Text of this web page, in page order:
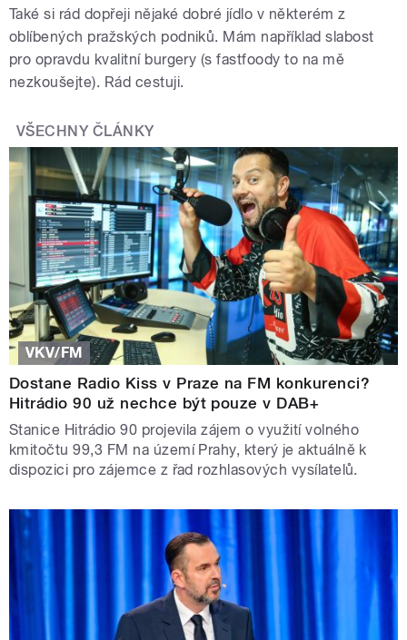
Také si rád dopřeji nějaké dobré jídlo v některém z
oblíbených pražských podniků. Mám například slabost
pro opravdu kvalitní burgery (s fastfoody to na mě
nezkoušejte). Rád cestuji.
VŠECHNY ČLÁNKY
VKV/FM
Dostane Radio Kiss v Praze na FM konkurenci?
Hitrádio 90 už nechce být pouze v DAB+
Stanice Hitrádio 90 projevila zájem o využití volného
kmitočtu 99,3 FM na území Prahy, který je aktuálně k
dispozici pro zájemce z řad rozhlasových vysílatelů.